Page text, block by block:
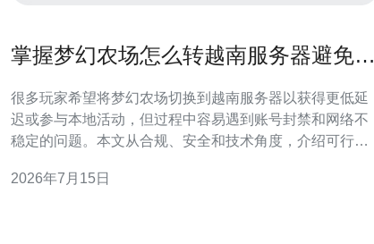
掌握梦幻农场怎么转越南服务器避免常
很多玩家希望将梦幻农场切换到越南服务器以获得更低延
迟或参与本地活动，但过程中容易遇到账号封禁和网络不
稳定的问题。本文从合规、安全和技术角度，介绍可行的
条原则是合规优先。迁移前请认真阅读游戏运营方的用户
2026年7月15日